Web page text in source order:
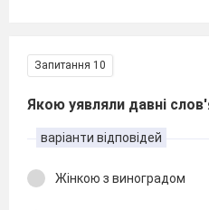
Запитання 10
Якою уявляли давні
варіанти відповідей
Жінкою з виноградом